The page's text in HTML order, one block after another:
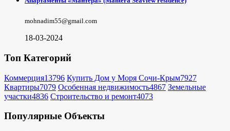
mohnadim55@gmail.com
18-03-2024
Топ Категорий
Коммерция13796 Купить Дом у Моря Сочи-Крым7927
Квартиры7079 Особенная недвижимость4867 Земельные
участки4836 Строительство и ремонт4073
Популярные Объекты